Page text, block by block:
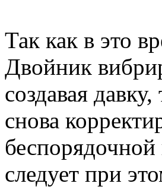
Так как в это
Двойник
создавая
снова
следует при